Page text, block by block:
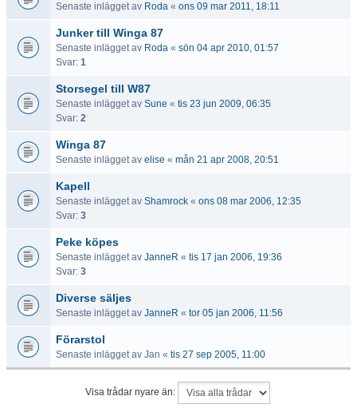
Senaste inlägget av Roda « ons 09 mar 2011, 18:11
Junker till Winga 87
Senaste inlägget av Roda « sön 04 apr 2010, 01:57
Svar: 1
Storsegel till W87
Senaste inlägget av Sune « tis 23 jun 2009, 06:35
Svar: 2
Winga 87
Senaste inlägget av elise « mån 21 apr 2008, 20:51
Kapell
Senaste inlägget av Shamrock « ons 08 mar 2006, 12:35
Svar: 3
Peke köpes
Senaste inlägget av JanneR « tis 17 jan 2006, 19:36
Svar: 3
Diverse säljes
Senaste inlägget av JanneR « tor 05 jan 2006, 11:56
Förarstol
Senaste inlägget av Jan « tis 27 sep 2005, 11:00
Visa trådar nyare än: